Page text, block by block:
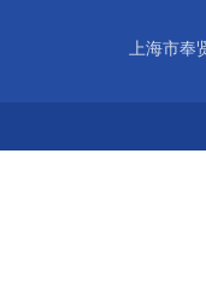
上海市